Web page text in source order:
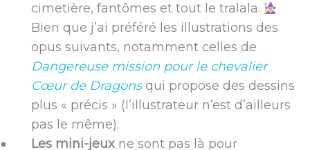
cimetière, fantômes et tout le tralala.
Bien que j’ai préféré les illustrations des
opus suivants, notamment celles de
Dangereuse mission pour le chevalier
Cœur de Dragonsqui propose des dessins
plus « précis » (l’illustrateur n’est d’ailleurs
pas le même).
Les mini-jeux ne sont pas là pour